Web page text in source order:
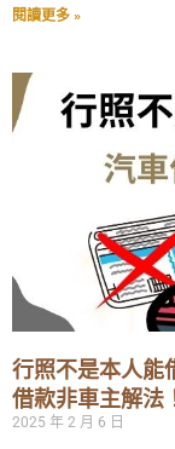
閱讀更多 »
行照不是本人能
借款非車主解法
2025 年 2 月 6 日